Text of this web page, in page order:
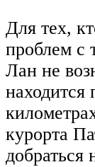
Для тех,
проблем с
Лан не
курорта
добраться